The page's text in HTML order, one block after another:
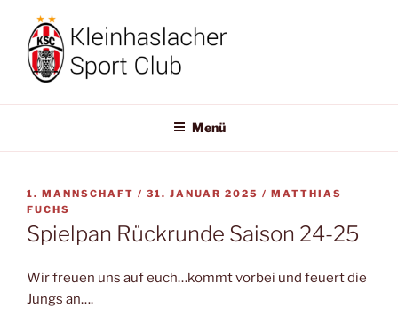
Inhalt
springen
KLEINHASLACHER-SC
Menü
1. MANNSCHAFT / VERÖFFENTLICHT
31. JANUAR 2025 / MATTHIAS
FUCHS
Spielpan Rückrunde Saison 24-25
Wir freuen uns auf euch…kommt vorbei und feuert die
Jungs an….